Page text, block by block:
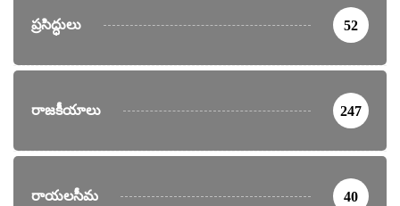
ప్రసిద్ధులు 52
రాజకీయాలు 247
రాయలసీమ 40